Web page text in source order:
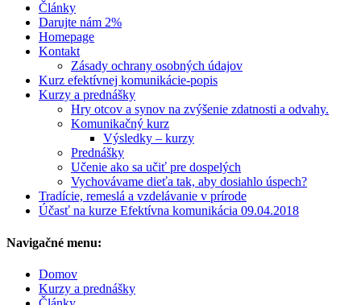
Články
Darujte nám 2%
Homepage
Kontakt
Zásady ochrany osobných údajov
Kurz efektívnej komunikácie-popis
Kurzy a prednášky
Hry otcov a synov na zvýšenie zdatnosti a odvahy.
Komunikačný kurz
Výsledky – kurzy
Prednášky
Učenie ako sa učiť pre dospelých
Vychovávame dieťa tak, aby dosiahlo úspech?
Tradície, remeslá a vzdelávanie v prírode
Účasť na kurze Efektívna komunikácia 09.04.2018
Navigačné menu:
Domov
Kurzy a prednášky